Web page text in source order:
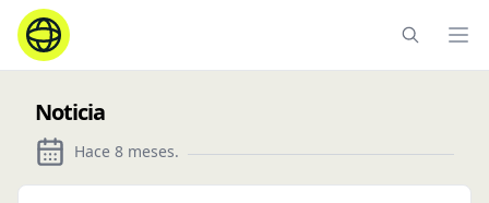
Noticia
Hace 8 meses.